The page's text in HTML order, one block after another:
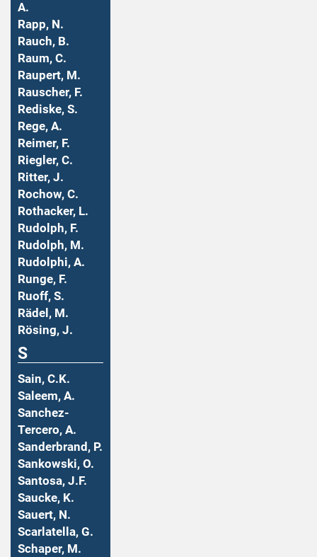
A.
Rapp, N.
Rauch, B.
Raum, C.
Raupert, M.
Rauscher, F.
Rediske, S.
Rege, A.
Reimer, F.
Riegler, C.
Ritter, J.
Rochow, C.
Rothacker, L.
Rudolph, F.
Rudolph, M.
Rudolphi, A.
Runge, F.
Ruoff, S.
Rädel, M.
Rösing, J.
S
Sain, C.K.
Saleem, A.
Sanchez-
Tercero, A.
Sanderbrand, P.
Sankowski, O.
Santosa, J.F.
Saucke, K.
Sauert, N.
Scarlatella, G.
Schaper, M.